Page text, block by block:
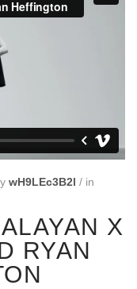
wH9LEc3B2l / in
X
RYAN